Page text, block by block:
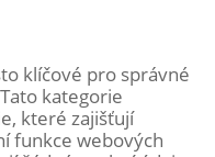
klíčové pro správné
kategorie
které zajišťují
funkce webových